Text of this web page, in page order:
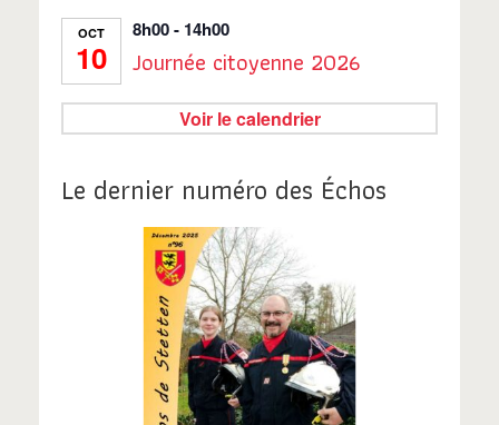
OCT
10
8h00- 14h00
Journée citoyenne 2026
Voir le calendrier
Le dernier numéro des Échos